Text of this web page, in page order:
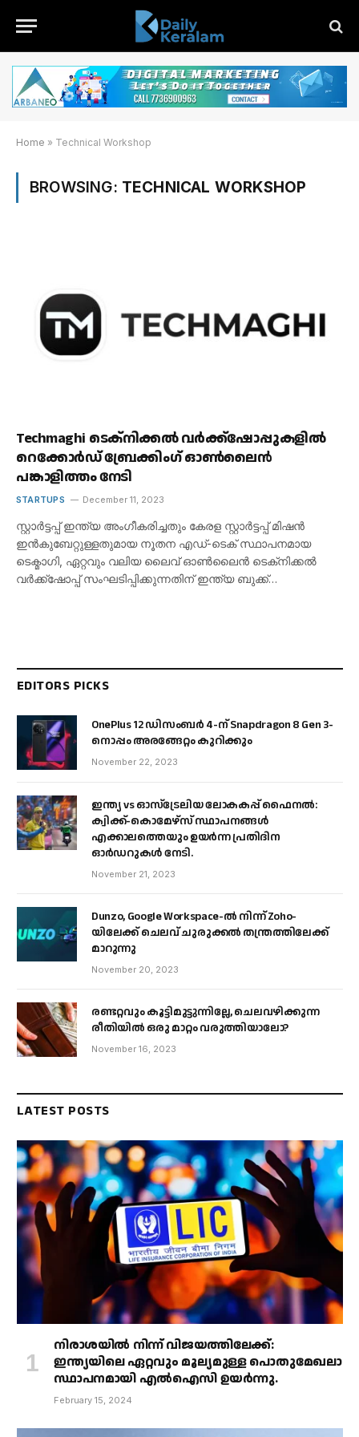
Home » Technical Workshop
BROWSING: TECHNICAL WORKSHOP
Techmaghi ടെക്‌നിക്കൽ വർക്ക്‌ഷോപ്പുകളിൽ
റെക്കോർഡ് ബ്രേക്കിംഗ് ഓൺലൈൻ
പങ്കാളിത്തം നേടി
STARTUPS December 11, 2023
സ്റ്റാർട്ടപ്പ് ഇന്ത്യ അംഗീകരിച്ചതും കേരള സ്റ്റാർട്ടപ്പ് മിഷൻ
ഇൻകുബേറ്റുള്ളതുമായ നൂതന എഡ്-ടെക് സ്ഥാപനമായ
ടെക്മാഗി, ഏറ്റവും വലിയ ലൈവ് ഓൺലൈൻ ടെക്‌നിക്കൽ
വർക്ക്‌ഷോപ്പ് സംഘടിപ്പിക്കുന്നതിന് ഇന്ത്യ ബുക്ക്…
EDITORS PICKS
OnePlus 12 ഡിസംബർ 4-ന് Snapdragon 8 Gen 3-
നൊപ്പം അരങ്ങേറ്റം കുറിക്കും
November 22, 2023
ഇന്ത്യ vs ഓസ്‌ട്രേലിയ ലോകകപ്പ് ഫൈനൽ:
ക്വിക്ക്-കൊമേഴ്‌സ് സ്ഥാപനങ്ങൾ
എക്കാലത്തെയും ഉയർന്ന പ്രതിദിന
ഓർഡറുകൾ നേടി.
November 21, 2023
Dunzo, Google Workspace-ൽ നിന്ന് Zoho-
യിലേക്ക് ചെലവ് ചുരുക്കൽ തന്ത്രത്തിലേക്ക്
മാറുന്നു
November 20, 2023
രണ്ടറ്റവും കൂട്ടിമുട്ടുന്നില്ലേ, ചെലവഴിക്കുന്ന
രീതിയിൽ ഒരു മാറ്റം വരുത്തിയാലോ?
November 16, 2023
LATEST POSTS
നിരാശയിൽ നിന്ന് വിജയത്തിലേക്ക്:
ഇന്ത്യയിലെ ഏറ്റവും മൂല്യമുള്ള പൊതുമേഖലാ
സ്ഥാപനമായി എൽഐസി ഉയർന്നു.
February 15, 2024